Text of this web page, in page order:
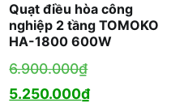
Quạt điều hòa công
nghiệp 2 tầng TOMOKO
HA-1800 600W
6.900.000₫Giá
gốc
5.250.000₫Giá